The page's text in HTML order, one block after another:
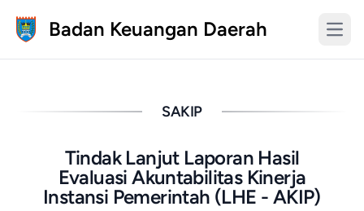
Badan Keuangan Daerah
SAKIP
Tindak Lanjut Laporan Hasil
Evaluasi Akuntabilitas Kinerja
Instansi Pemerintah (LHE - AKIP)